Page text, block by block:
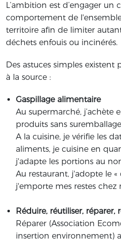
L’ambition est d’engager un
comportement de
territoire afin de limiter
déchets enfouis ou incinérés.
Des astuces simples existent
à la source :
Gaspillage alimentaire
Au supermarché, j’achète
produits sans
A la cuisine, je vérifie les
aliments, je cuisine en
j'adapte les portions au
Au restaurant, j'adopte le «
j'emporte mes restes chez
Réduire, réutiliser, réparer,
Réparer (Association
insertion environnement)